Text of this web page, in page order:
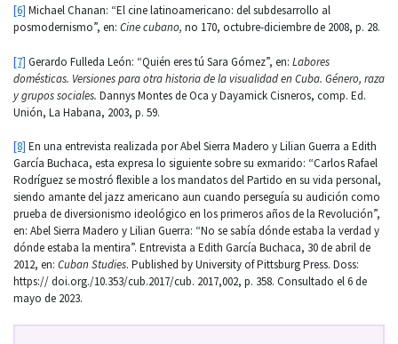
[6] Michael Chanan: “El cine latinoamericano: del subdesarrollo al
posmodernismo”, en: Cine cubano, no 170, octubre-diciembre de 2008, p. 28.
[7] Gerardo Fulleda León: “Quién eres tú Sara Gómez”, en: Labores
domésticas. Versiones para otra historia de la visualidad en Cuba. Género, raza
y grupos sociales. Dannys Montes de Oca y Dayamick Cisneros, comp. Ed.
Unión, La Habana, 2003, p. 59.
[8] En una entrevista realizada por Abel Sierra Madero y Lilian Guerra a Edith
García Buchaca, esta expresa lo siguiente sobre su exmarido: “Carlos Rafael
Rodríguez se mostró flexible a los mandatos del Partido en su vida personal,
siendo amante del jazz americano aun cuando perseguía su audición como
prueba de diversionismo ideológico en los primeros años de la Revolución”,
en: Abel Sierra Madero y Lilian Guerra: “No se sabía dónde estaba la verdad y
dónde estaba la mentira”. Entrevista a Edith García Buchaca, 30 de abril de
2012, en: Cuban Studies. Published by University of Pittsburg Press. Doss:
https:// doi.org./10.353/cub.2017/cub. 2017,002, p. 358. Consultado el 6 de
mayo de 2023.